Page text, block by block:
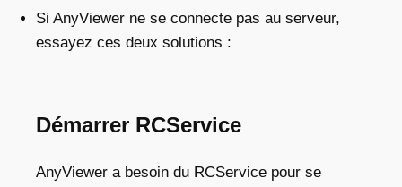
Si AnyViewer ne se connecte pas au serveur,
essayez ces deux solutions :
Démarrer RCService
AnyViewer a besoin du RCService pour se